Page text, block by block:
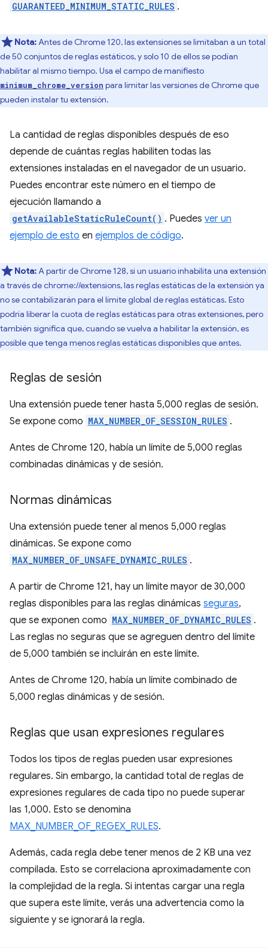
GUARANTEED_MINIMUM_STATIC_RULES .
Nota:Antes de Chrome 120, las extensiones se limitaban a un total
de 50 conjuntos de reglas estáticos, y solo 10 de ellos se podían
habilitar al mismo tiempo. Usa el campo de manifiesto
minimum_chrome_version para limitar las versiones de Chrome que
pueden instalar tu extensión.
La cantidad de reglas disponibles después de eso
depende de cuántas reglas habiliten todas las
extensiones instaladas en el navegador de un usuario.
Puedes encontrar este número en el tiempo de
ejecución llamando a
getAvailableStaticRuleCount() . Puedes ver un
ejemplo de esto en ejemplos de código.
Nota:A partir de Chrome 128, si un usuario inhabilita una extensión
a través de chrome://extensions, las reglas estáticas de la extensión ya
no se contabilizarán para el límite global de reglas estáticas. Esto
podría liberar la cuota de reglas estáticas para otras extensiones, pero
también significa que, cuando se vuelva a habilitar la extensión, es
posible que tenga menos reglas estáticas disponibles que antes.
Reglas de sesión
Una extensión puede tener hasta 5,000 reglas de sesión.
Se expone como MAX_NUMBER_OF_SESSION_RULES .
Antes de Chrome 120, había un límite de 5,000 reglas
combinadas dinámicas y de sesión.
Normas dinámicas
Una extensión puede tener al menos 5,000 reglas
dinámicas. Se expone como
MAX_NUMBER_OF_UNSAFE_DYNAMIC_RULES .
A partir de Chrome 121, hay un límite mayor de 30,000
reglas disponibles para las reglas dinámicas seguras,
que se exponen como MAX_NUMBER_OF_DYNAMIC_RULES .
Las reglas no seguras que se agreguen dentro del límite
de 5,000 también se incluirán en este límite.
Antes de Chrome 120, había un límite combinado de
5,000 reglas dinámicas y de sesión.
Reglas que usan expresiones regulares
Todos los tipos de reglas pueden usar expresiones
regulares. Sin embargo, la cantidad total de reglas de
expresiones regulares de cada tipo no puede superar
las 1,000. Esto se denomina
MAX_NUMBER_OF_REGEX_RULES.
Además, cada regla debe tener menos de 2 KB una vez
compilada. Esto se correlaciona aproximadamente con
la complejidad de la regla. Si intentas cargar una regla
que supera este límite, verás una advertencia como la
siguiente y se ignorará la regla.